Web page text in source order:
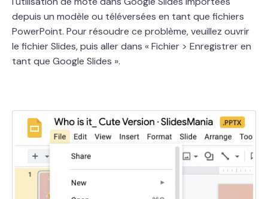
depuis un modèle ou téléversées en tant que fichiers
PowerPoint. Pour résoudre ce problème, veuillez ouvrir
le fichier Slides, puis aller dans « Fichier > Enregistrer en
tant que Google Slides ».